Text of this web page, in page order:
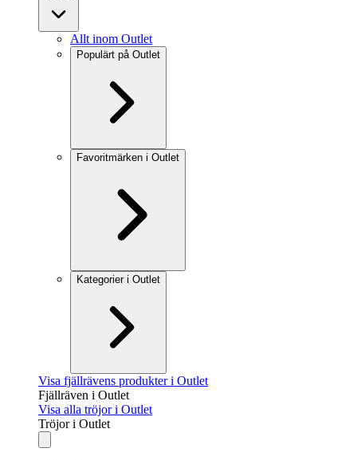
Allt inom Outlet
Populärt på Outlet
Favoritmärken i Outlet
Kategorier i Outlet
Visa fjällrävens produkter i Outlet
Fjällräven i Outlet
Visa alla tröjor i Outlet
Tröjor i Outlet